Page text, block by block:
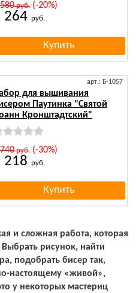
руб.(-20%)
264 руб.
арт.: Б-1057
для вышивания
Паутинка "Святой
Кронштадтский"
руб.(-30%)
218 руб.
и сложная работа, которая
рисунок, найти
подобрать бисер так,
настоящему «живой»,
у некоторых мастериц